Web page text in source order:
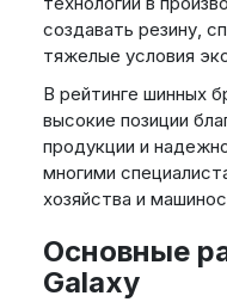
создавать резину,
тяжелые условия
В рейтинге шинных
высокие позиции
продукции и
многими
хозяйства и
Основные
Galaxy